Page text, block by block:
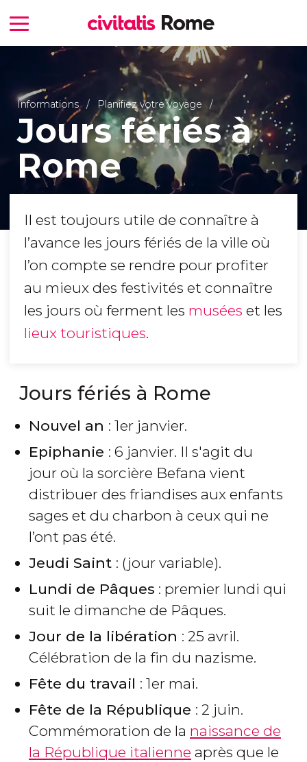
Informations Planifiez votre voyage
Jours fériés à
Rome
Il est toujours utile de connaître à
l’avance les jours fériés de la ville où
l’on compte se rendre pour profiter
au mieux des festivités et connaître
les jours où ferment les musées et les
lieux touristiques.
Jours fériés à Rome
Nouvel an : 1er janvier.
Epiphanie : 6 janvier. Il s'agit du
jour où la sorcière Befana vient
distribuer des friandises aux enfants
sages et du charbon à ceux qui ne
l’ont pas été.
Jeudi Saint : (jour variable).
Lundi de Pâques : premier lundi qui
suit le dimanche de Pâques.
Jour de la libération : 25 avril.
Célébration de la fin du nazisme.
Fête du travail : 1er mai.
Fête de la République : 2 juin.
Commémoration de la naissance de
la République italienne après que le